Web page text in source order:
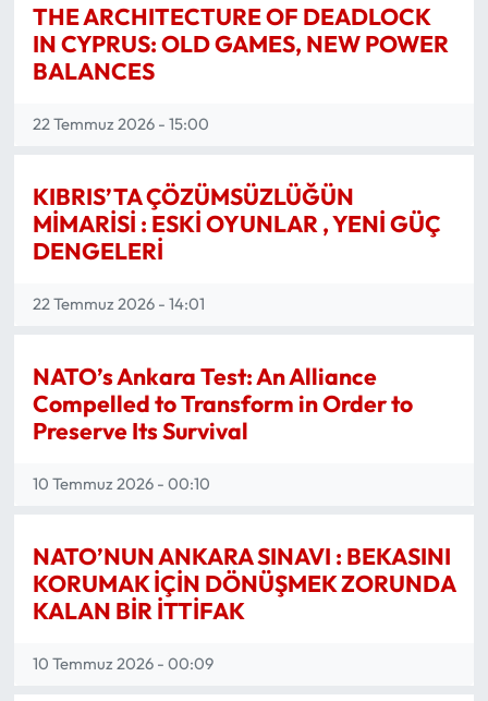
THE ARCHITECTURE OF DEADLOCK
IN CYPRUS: OLD GAMES, NEW POWER
BALANCES
22 Temmuz 2026 - 15:00
KIBRIS’TA ÇÖZÜMSÜZLÜĞÜN
MİMARİSİ : ESKİ OYUNLAR , YENİ GÜÇ
DENGELERİ
22 Temmuz 2026 - 14:01
NATO’s Ankara Test: An Alliance
Compelled to Transform in Order to
Preserve Its Survival
10 Temmuz 2026 - 00:10
NATO’NUN ANKARA SINAVI : BEKASINI
KORUMAK İÇİN DÖNÜŞMEK ZORUNDA
KALAN BİR İTTİFAK
10 Temmuz 2026 - 00:09
Asya-Pasifik
Yazarlar